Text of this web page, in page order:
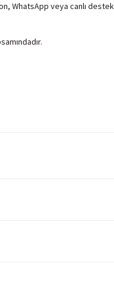
WhatsApp veya canlı